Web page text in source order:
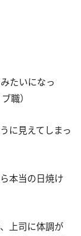
たいになっ
職）
に見えてしまっ
本当の日焼け
上司に体調が